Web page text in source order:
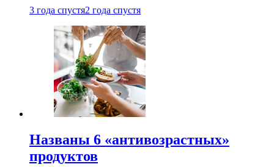
3 года спустя2 года спустя
Названы 6 «антивозрастных»
продуктов